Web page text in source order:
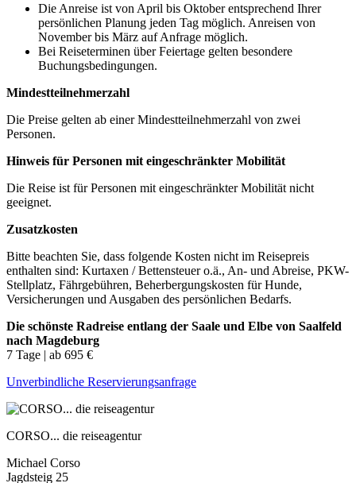
Die Anreise ist von April bis Oktober entsprechend Ihrer
persönlichen Planung jeden Tag möglich. Anreisen von
November bis März auf Anfrage möglich.
Bei Reiseterminen über Feiertage gelten besondere
Buchungsbedingungen.
Mindestteilnehmerzahl
Die Preise gelten ab einer Mindestteilnehmerzahl von zwei
Personen.
Hinweis für Personen mit eingeschränkter Mobilität
Die Reise ist für Personen mit eingeschränkter Mobilität nicht
geeignet.
Zusatzkosten
Bitte beachten Sie, dass folgende Kosten nicht im Reisepreis
enthalten sind: Kurtaxen / Bettensteuer o.ä., An- und Abreise, PKW-
Stellplatz, Fährgebühren, Beherbergungskosten für Hunde,
Versicherungen und Ausgaben des persönlichen Bedarfs.
Die schönste Radreise entlang der Saale und Elbe von Saalfeld
nach Magdeburg
7 Tage | ab 695 €
Unverbindliche Reservierungsanfrage
CORSO... die reiseagentur
Michael Corso
Jagdsteig 25